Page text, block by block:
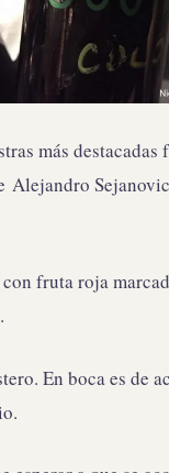
más destacadas
Alejandro
fruta roja
En boca es de